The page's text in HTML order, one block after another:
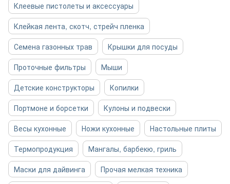
Клеевые пистолеты и аксессуары
Клейкая лента, скотч, стрейч пленка
Семена газонных трав
Крышки для посуды
Проточные фильтры
Мыши
Детские конструкторы
Копилки
Портмоне и борсетки
Кулоны и подвески
Весы кухонные
Ножи кухонные
Настольные плиты
Термопродукция
Мангалы, барбекю, гриль
Маски для дайвинга
Прочая мелкая техника